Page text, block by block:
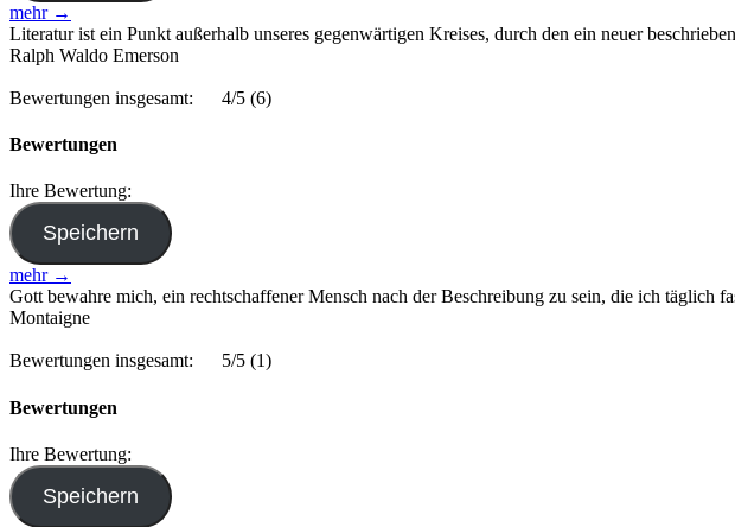
mehr →
Literatur ist ein Punkt außerhalb unseres gegenwärtigen Kreises, durch den ein neuer
Ralph Waldo Emerson
Bewertungen insgesamt: 4/5 (6)
Bewertungen
Ihre Bewertung:
mehr →
Gott bewahre mich, ein rechtschaffener Mensch nach der Beschreibung zu sein, die ich täglich
Montaigne
Bewertungen insgesamt: 5/5 (1)
Bewertungen
Ihre Bewertung: